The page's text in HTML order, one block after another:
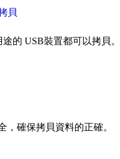
貝
的 USB裝置都可以拷貝。
，確保拷貝資料的正確。